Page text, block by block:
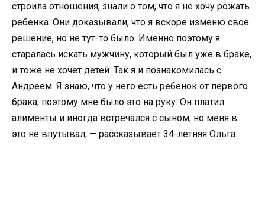
строила отношения, знали о том, что я не хочу рожать
ребенка. Они доказывали, что я вскоре изменю свое
решение, но не тут-то было. Именно поэтому я
старалась искать мужчину, который был уже в браке,
и тоже не хочет детей. Так я и познакомилась с
Андреем. Я знаю, что у него есть ребенок от первого
брака, поэтому мне было это на руку. Он платил
алименты и иногда встречался с сыном, но меня в
это не впутывал, — рассказывает 34-летняя Ольга.